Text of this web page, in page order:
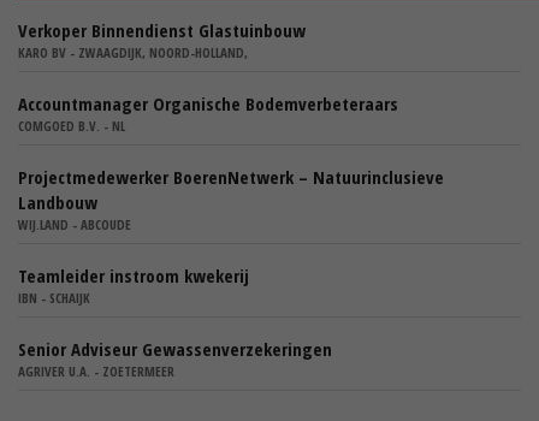
Verkoper Binnendienst Glastuinbouw
KARO BV - ZWAAGDIJK, NOORD-HOLLAND,
Accountmanager Organische Bodemverbeteraars
COMGOED B.V. - NL
Projectmedewerker BoerenNetwerk – Natuurinclusieve
Landbouw
WIJ.LAND - ABCOUDE
Teamleider instroom kwekerij
IBN - SCHAIJK
Senior Adviseur Gewassenverzekeringen
AGRIVER U.A. - ZOETERMEER